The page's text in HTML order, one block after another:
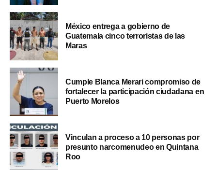
México entrega a gobierno de
Guatemala cinco terroristas de las
Maras
Cumple Blanca Merari compromiso de
fortalecer la participación ciudadana en
Puerto Morelos
Vinculan a proceso a 10 personas por
presunto narcomenudeo en Quintana
Roo